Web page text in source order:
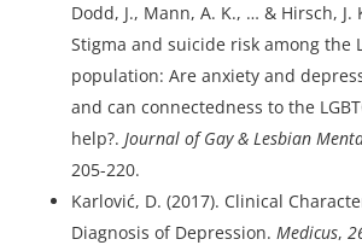
Dodd, J., Mann, A. K., … & Hirsch, J.
Stigma and suicide risk among the
population: Are anxiety and
and can connectedness to the
help?. Journal of Gay & Lesbian
205-220.
Karlović, D. (2017). Clinical
Diagnosis of Depression. Medicus,